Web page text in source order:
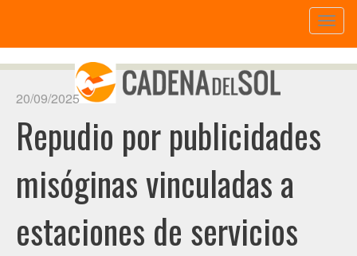
20/09/2025
Repudio por publicidades
misóginas vinculadas a
estaciones de servicios